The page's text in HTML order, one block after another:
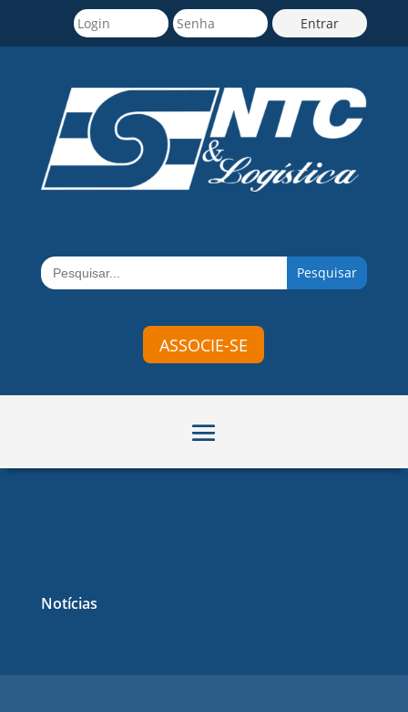
Search
for:
ASSOCIE-SE
Notícias